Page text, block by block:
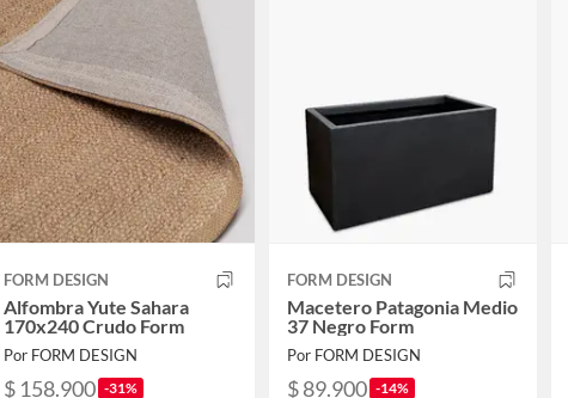
FORM DESIGN
Alfombra Yute Sahara
170x240 Crudo Form
Por FORM DESIGN
$ 158.900 -31%
FORM DESIGN
Macetero Patagonia Medio
37 Negro Form
Por FORM DESIGN
$ 89.900 -14%